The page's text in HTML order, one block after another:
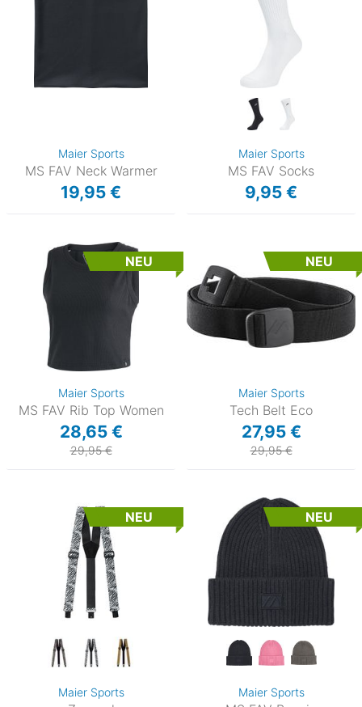
Maier Sports
MS FAV Neck Warmer
19,95 €
Maier Sports
MS FAV Socks
9,95 €
NEU
Maier Sports
MS FAV Rib Top Women
28,65 €
29,95 €
NEU
Maier Sports
Tech Belt Eco
27,95 €
29,95 €
NEU
Maier Sports
NEU
Maier Sports